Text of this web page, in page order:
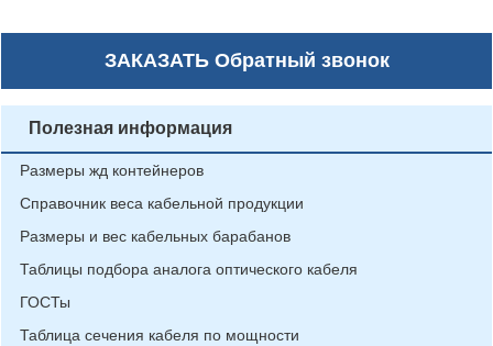
ЗАКАЗАТЬОбратный звонок
Полезная информация
Размеры жд контейнеров
Справочник веса кабельной продукции
Размеры и вес кабельных барабанов
Таблицы подбора аналога оптического кабеля
ГОСТы
Таблица сечения кабеля по мощности